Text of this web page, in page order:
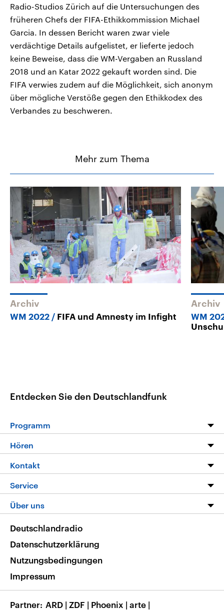
Radio-Studios Zürich auf die Untersuchungen des
früheren Chefs der FIFA-Ethikkommission Michael
Garcia. In dessen Bericht waren zwar viele
verdächtige Details aufgelistet, er lieferte jedoch
keine Beweise, dass die WM-Vergaben an Russland
2018 und an Katar 2022 gekauft worden sind. Die
FIFA verwies zudem auf die Möglichkeit, sich anonym
über mögliche Verstöße gegen den Ethikkodex des
Verbandes zu beschweren.
Mehr zum Thema
Archiv
WM 2022 FIFA und Amnesty im Infight
Archiv
WM
Entdecken Sie den Deutschlandfunk
Programm
Programm
Die Nachrichten
Nachrichtenleicht
Neue Beiträge auf dlf.de
Hören
Livestream
Podcasts
Deutschlandfunk App
Nachrichten App
Frequenzen
Kontakt
Hörerservice
Service
FAQ
Veranstaltungen
Musikliste
RSS
Über uns
Barrierefreiheit
Deutschlandradio
Datenschutzerklärung
Nutzungsbedingungen
Impressum
Partner ARD | ZDF | Phoenix | arte |